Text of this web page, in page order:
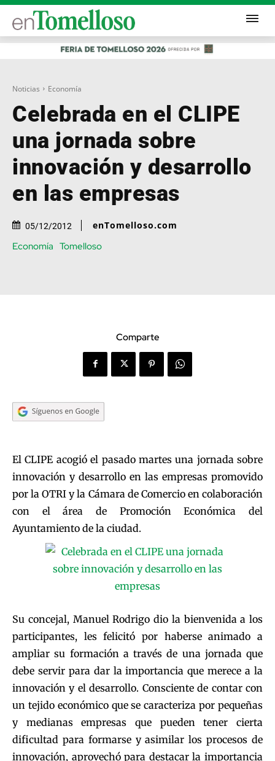
Noticias Economía
Celebrada en el CLIPE
una jornada sobre
innovación y desarrollo
en las empresas
05/12/2012 enTomelloso.com
Economía Tomelloso
Comparte
El CLIPE acogió el pasado martes una jornada sobre
innovación y desarrollo en las empresas promovido
por la OTRI y la Cámara de Comercio en colaboración
con el área de Promoción Económica del
Ayuntamiento de la ciudad.
Su concejal, Manuel Rodrigo dio la bienvenida a los
participantes, les felicitó por haberse animado a
ampliar su formación a través de una jornada que
debe servir para dar la importancia que merece a la
innovación y el desarrollo. Consciente de contar con
un tejido económico que se caracteriza por pequeñas
y medianas empresas que pueden tener cierta
dificultad para formarse y asimilar los procesos de
innovación, aprovechó para destacar la importancia